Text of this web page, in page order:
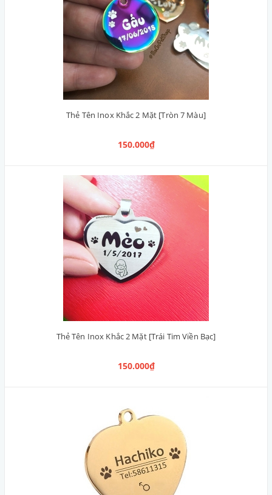
Thẻ Tên Inox Khắc 2 Mặt [Tròn 7 Màu]
150.000₫
Thẻ Tên Inox Khắc 2 Mặt [Trái Tim Viền Bạc]
150.000₫